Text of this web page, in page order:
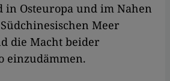
in Osteuropa und im Nahen
Meer
die Macht beider
einzudämmen.